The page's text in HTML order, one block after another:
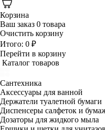
Корзина
Ваш заказ 0 товара
Очистить корзину
Итого: 0 ₽
Перейти в корзину
Каталог товаров
Сантехника
Аксессуары для ванной
Держатели туалетной бумаги
Диспенсеры салфеток и
Дозаторы для жидкого мыла